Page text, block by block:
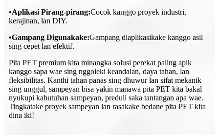
•Aplikasi Pirang-pirang:Cocok kanggo proyek industri,
kerajinan, lan DIY.
•Gampang Digunakake:Gampang diaplikasikake kanggo asil
sing cepet lan efektif.
Pita PET premium kita minangka solusi perekat paling apik
kanggo sapa wae sing nggoleki keandalan, daya tahan, lan
fleksibilitas. Kanthi tahan panas sing dhuwur lan sifat mekanik
sing unggul, sampeyan bisa yakin manawa pita PET kita bakal
nyukupi kabutuhan sampeyan, preduli saka tantangan apa wae.
Tingkatake proyek sampeyan lan rasakake bedane pita PET kita
dina iki!